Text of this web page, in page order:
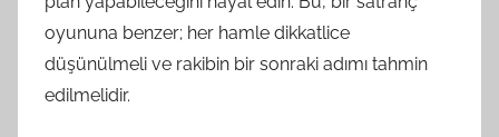
oyununa benzer; her hamle dikkatlice
düşünülmeli ve rakibin bir sonraki adımı tahmin
edilmelidir.